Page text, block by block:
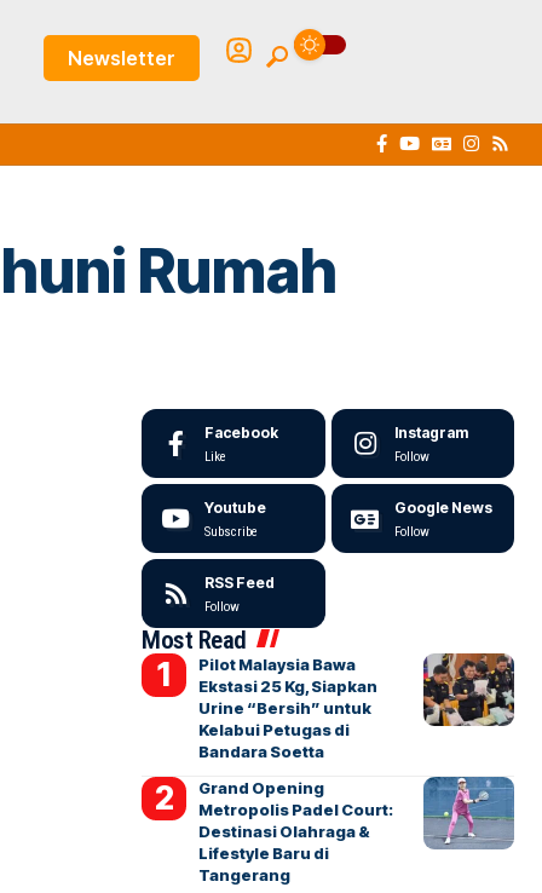
Newsletter
Rumah
Facebook
Like
Instagram
Follow
Youtube
Subscribe
Google News
Follow
RSS Feed
Follow
Most Read
Pilot Malaysia Bawa
Ekstasi 25 Kg, Siapkan
Urine “Bersih” untuk
Kelabui Petugas di
Bandara Soetta
Grand Opening
Metropolis Padel Court:
Destinasi Olahraga &
Lifestyle Baru di
Tangerang